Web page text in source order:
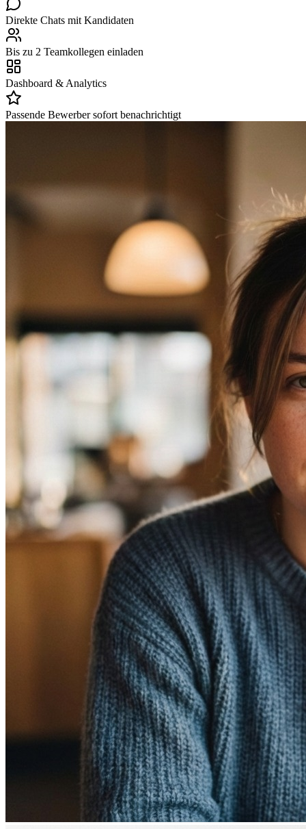
Direkte Chats mit Kandidaten
Bis zu 2 Teamkollegen einladen
Dashboard & Analytics
Passende Bewerber sofort benachrichtigt